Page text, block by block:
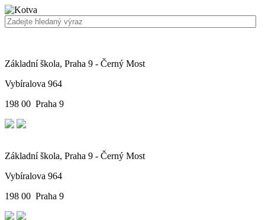
Základní škola, Praha 9 - Černý Most
Vybíralova 964
198 00 Praha 9
Základní škola, Praha 9 - Černý Most
Vybíralova 964
198 00 Praha 9